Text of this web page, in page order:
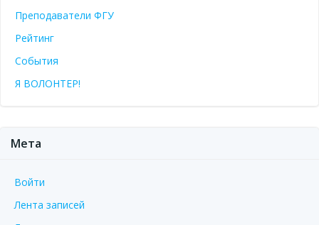
Преподаватели ФГУ
Рейтинг
События
Я ВОЛОНТЕР!
Мета
Войти
Лента записей